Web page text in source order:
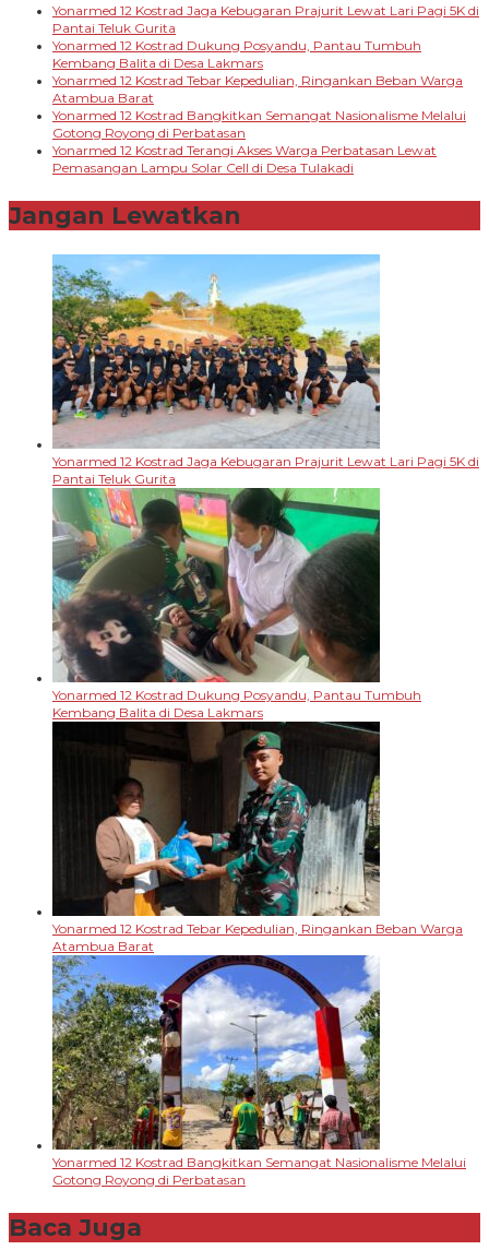
Yonarmed 12 Kostrad Jaga Kebugaran Prajurit Lewat Lari Pagi 5K di
Pantai Teluk Gurita
Yonarmed 12 Kostrad Dukung Posyandu, Pantau Tumbuh
Kembang Balita di Desa Lakmars
Yonarmed 12 Kostrad Tebar Kepedulian, Ringankan Beban Warga
Atambua Barat
Yonarmed 12 Kostrad Bangkitkan Semangat Nasionalisme Melalui
Gotong Royong di Perbatasan
Yonarmed 12 Kostrad Terangi Akses Warga Perbatasan Lewat
Pemasangan Lampu Solar Cell di Desa Tulakadi
Jangan Lewatkan
Yonarmed 12 Kostrad Jaga Kebugaran Prajurit Lewat Lari Pagi 5K di
Pantai Teluk Gurita
Yonarmed 12 Kostrad Dukung Posyandu, Pantau Tumbuh
Kembang Balita di Desa Lakmars
Yonarmed 12 Kostrad Tebar Kepedulian, Ringankan Beban Warga
Atambua Barat
Yonarmed 12 Kostrad Bangkitkan Semangat Nasionalisme Melalui
Gotong Royong di Perbatasan
Baca Juga